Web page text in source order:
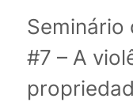
Seminário
#7 – A